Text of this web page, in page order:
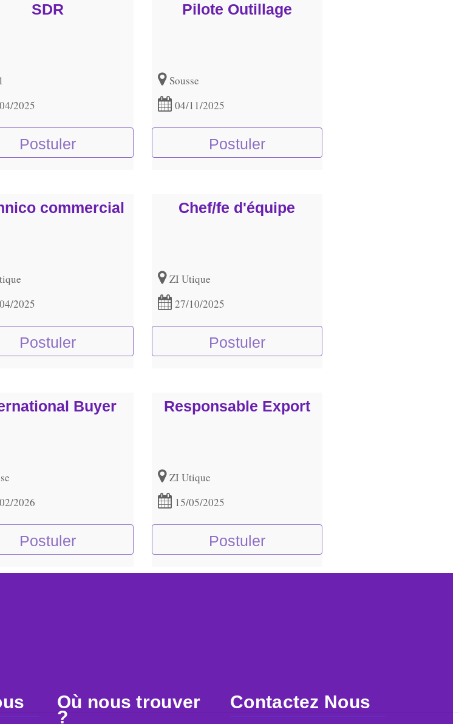
SDR
2025
Postuler
Pilote Outillage
Sousse
04/11/2025
Postuler
commercial
2025
Postuler
Chef/fe d'équipe
ZI Utique
27/10/2025
Postuler
Buyer
2026
Postuler
Responsable Export
ZI Utique
15/05/2025
Postuler
Où nous trouver
?
Contactez Nous